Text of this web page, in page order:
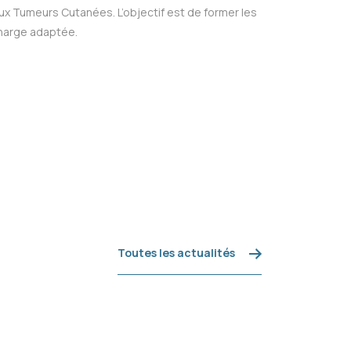
Tumeurs Cutanées. L’objectif est de former les
adaptée.
Toutes les actualités